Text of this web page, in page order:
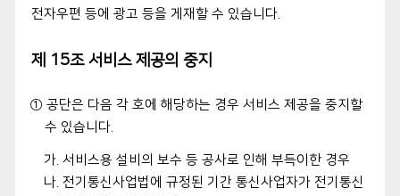
전자우편 등에 광고 등을 게재할 수 있습니다.
제 15조 서비스 제공의 중지
① 공단은 다음 각 호에 해당하는 경우 서비스 제공을 중지할
수 있습니다.
가. 서비스용 설비의 보수 등 공사로 인해 부득이한 경우
나. 전기통신사업법에 규정된 기간 통신사업자가 전기통신